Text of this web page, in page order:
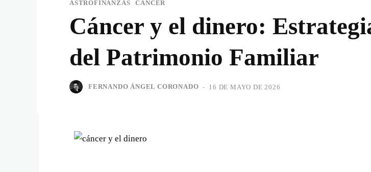
ASTROFINANZAS CÁNCER
Cáncer y el dinero:
del Patrimonio Familiar
FERNANDO ÁNGEL CORONADO - 16 DE MAYO DE 2026